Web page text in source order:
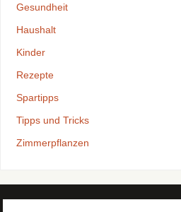
Gesundheit
Haushalt
Kinder
Rezepte
Spartipps
Tipps und Tricks
Zimmerpflanzen